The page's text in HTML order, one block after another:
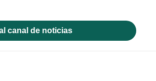
canal de noticias